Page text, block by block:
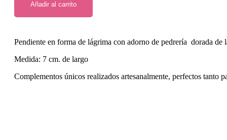
la
cantidad
Añadir al carrito
Pendiente en forma de lágrima con adorno de pedrería dorada de
Medida: 7 cm. de largo
Complementos únicos realizados artesanalmente, perfectos tanto